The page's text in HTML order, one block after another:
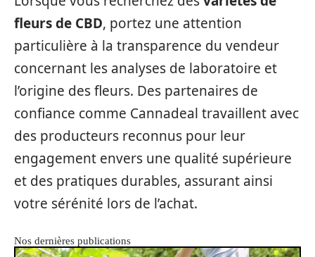
fleurs de CBD, portez une attention
particulière à la transparence du vendeur
concernant les analyses de laboratoire et
l’origine des fleurs. Des partenaires de
confiance comme Cannadeal travaillent avec
des producteurs reconnus pour leur
engagement envers une qualité supérieure
et des pratiques durables, assurant ainsi
votre sérénité lors de l’achat.
Nos dernières publications